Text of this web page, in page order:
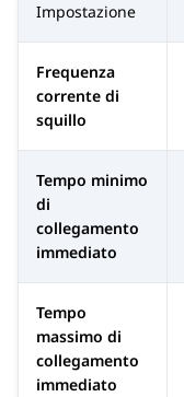
Impostazione
Frequenza
corrente di
squillo
Tempo minimo
di
collegamento
immediato
Tempo
massimo di
collegamento
immediato